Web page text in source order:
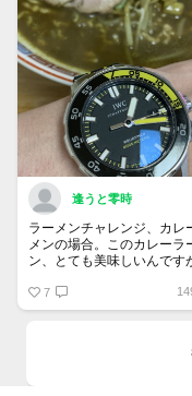
逢うと零時
ラーメンチャレンジ、カレ
メンの場合。このカレーラ
ン、とても美味しいんです
すね。とても…アレ。
7